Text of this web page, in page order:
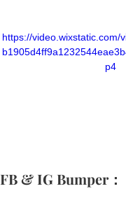
https://video.wixstatic.com/
p4
FB & IG Bumper：